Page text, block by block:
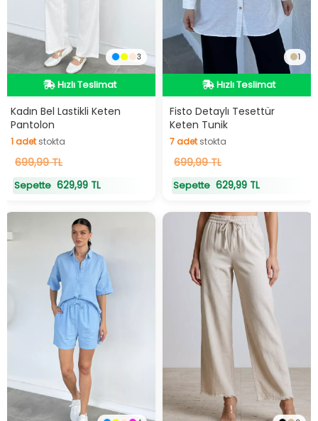
3
Hızlı Teslimat
Hızlı Teslimat
Kadın Bel Lastikli Keten
Pantolon
1 adetstokta
1 adetstokta
699,99 TL
Sepette 629,99 TL
1
Hızlı Teslimat
Hızlı Teslimat
Fisto Detaylı Tesettür
Keten Tunik
7adetstokta
7 adetstokta
699,99 TL
Sepette 629,99 TL